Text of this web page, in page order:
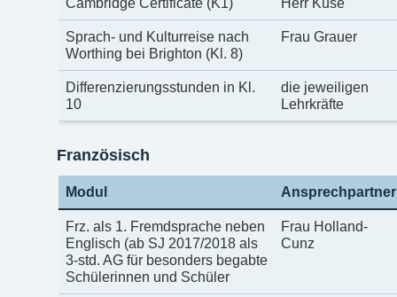
Cambridge Certificate (K1) Herr Kuse
Sprach- und Kulturreise nach
Worthing bei Brighton (Kl. 8)
Frau Grauer
Differenzierungsstunden in Kl.
10
die jeweiligen
Lehrkräfte
Französisch
Modul Ansprechpartner
Frz. als 1. Fremdsprache neben
Englisch (ab SJ 2017/2018 als
3-std. AG für besonders begabte
Schülerinnen und Schüler
Frau Holland-
Cunz